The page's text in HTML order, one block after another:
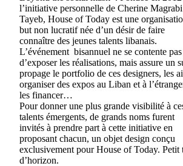
l’initiative personnelle de Cherine Magrabi
Tayeb, House of Today est une
but non lucratif née d’un désir de faire
connaître des jeunes talents libanais.
L’événement bisannuel ne se contente pas
d’exposer les réalisations, mais assure un
propage le portfolio de ces designers, les
organiser des expos au Liban et à
les financer…
Pour donner une plus grande visibilité à
talents émergents, de grands noms furent
invités à prendre part à cette initiative en
proposant chacun, un objet design conçu
exclusivement pour House of Today. Petit
d’horizon.